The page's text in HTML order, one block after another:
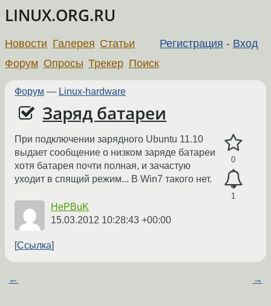
LINUX.ORG.RU
Регистрация - Вход
Новости Галерея Статьи
Форум Опросы Трекер Поиск
Форум — Linux-hardware
Заряд батареи
0
1
При подключении зарядного Ubuntu 11.10
выдает сообщение о низком заряде батареи
хотя батарея почти полная, и зачастую
уходит в спящий режим... В Win7 такого нет.
HePBuK
15.03.2012 10:28:43 +00:00
Ссылка
← →